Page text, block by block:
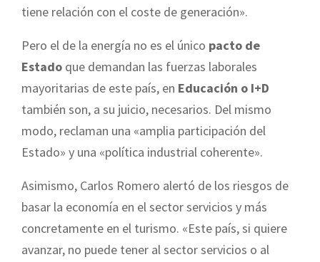
tiene relación con el coste de generación».
Pero el de la energía no es el único pacto de
Estado que demandan las fuerzas laborales
mayoritarias de este país, en Educación o I+D
también son, a su juicio, necesarios. Del mismo
modo, reclaman una «amplia participación del
Estado» y una «política industrial coherente».
Asimismo, Carlos Romero alertó de los riesgos de
basar la economía en el sector servicios y más
concretamente en el turismo. «Este país, si quiere
avanzar, no puede tener al sector servicios o al